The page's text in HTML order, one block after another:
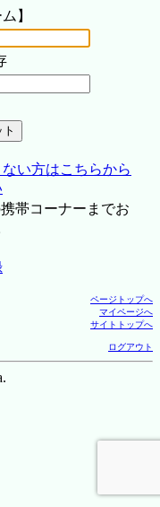
】
い方はこちらから
帯コーナーまでお
ページトップへ
マイページへ
サイトトップへ
ログアウト